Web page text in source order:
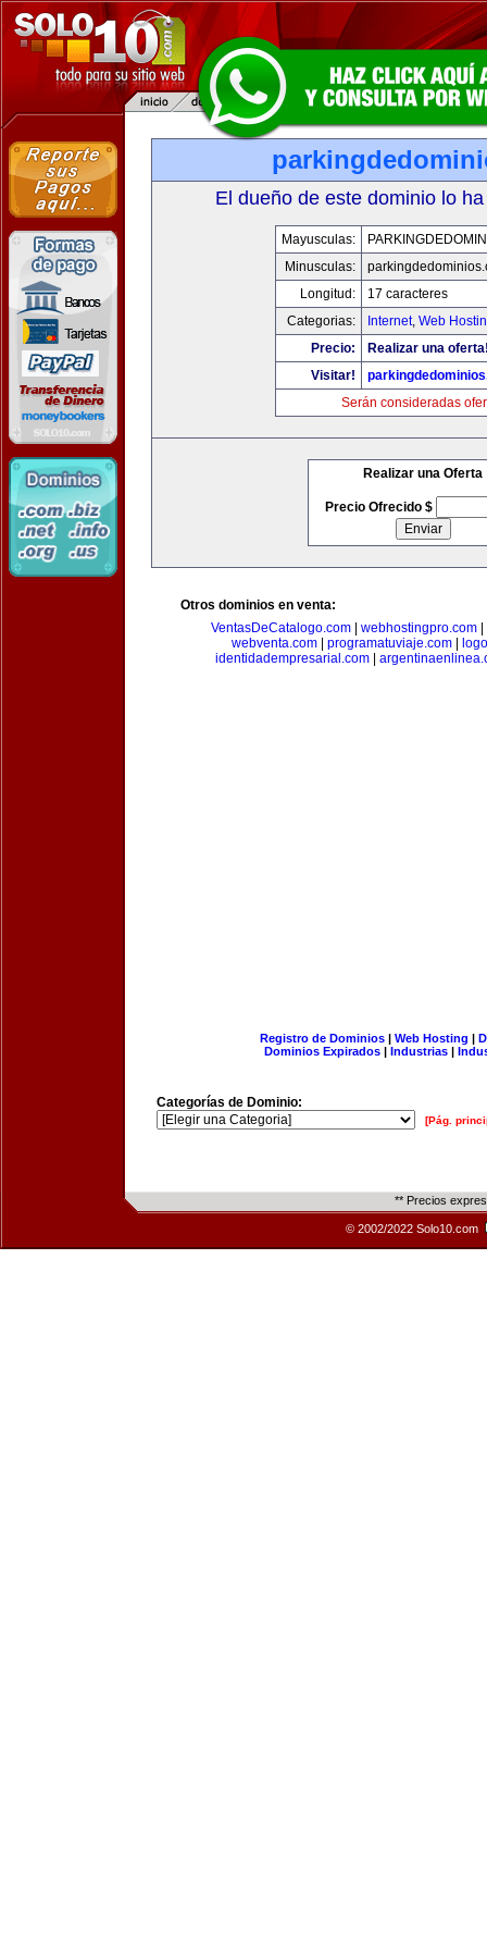
El dueño de este dominio lo
Mayusculas:
Minusculas:
Longitud:
17 caracteres
Categorias:
Internet, Web
Precio:
Realizar una
Visitar!
Serán consideradas
Realizar una Oferta
Precio Ofrecido $
Otros dominios en venta:
VentasDeCatalogo.com| webhostingpro.com|
webventa.com
programatuviaje.com
identidadempresarial.com
Registro de Dominios| Web Hosting |
Dominios Expirados | Industrias |
Categorías de Dominio:
[Pág.
** Precios
© 2002/2022 Solo10.com